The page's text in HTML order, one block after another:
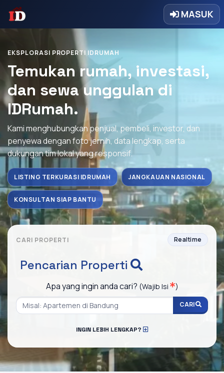
MASUK
EKSPLORASI PROPERTI IDRUMAH
Temukan rumah, investasi,
dan sewa unggulan di
IDRumah.
Kami menghubungkan penjual, pembeli, investor, dan
penyewa dengan foto jernih, data lengkap, serta
dukungan tim lokal yang responsif.
LISTING TERKURASI IDRUMAH JANGKAUAN NASIONAL
KONSULTAN SIAP BANTU
CARI PROPERTI Realtime
Pencarian Properti
Apa yang ingin anda cari? (Wajib Isi )
CARI
INGIN LEBIH LENGKAP?